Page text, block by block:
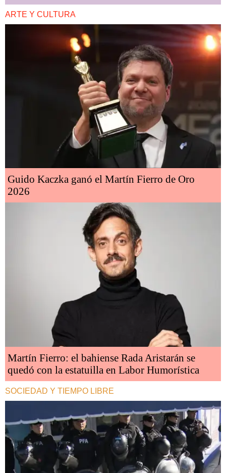
ARTE Y CULTURA
Guido Kaczka ganó el Martín Fierro de Oro
2026
Martín Fierro: el bahiense Rada Aristarán se
quedó con la estatuilla en Labor Humorística
SOCIEDAD Y TIEMPO LIBRE